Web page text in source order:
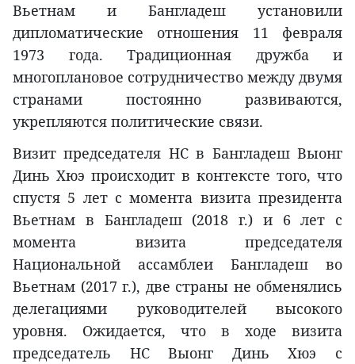
Вьетнам и Бангладеш установили
дипломатические отношения 11 февраля
1973 года. Традиционная дружба и
многоплановое сотрудничество между двумя
странами постоянно развиваются,
укрепляются политические связи.
Визит председателя НС в Бангладеш Выонг
Динь Хюэ происходит в контексте того, что
спустя 5 лет с момента визита президента
Вьетнам в Бангладеш (2018 г.) и 6 лет с
момента визита председателя
Национальной ассамблеи Бангладеш во
Вьетнам (2017 г.), две страны не обменялись
делегациями руководителей высокого
уровня. Ожидается, что в ходе визита
председатель НС Выонг Динь Хюэ с